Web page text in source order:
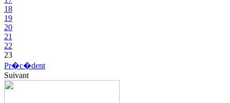
18
19
20
21
22
23
Pr�c�dent
Suivant